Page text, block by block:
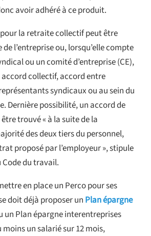
avoir adhéré à ce produit.
pour la retraite collectif peut être
l’entreprise ou, lorsqu’elle compte
ou un comité d’entreprise (CE),
collectif, accord entre
syndicaux ou au sein du
Dernière possibilité, un accord de
trouvé « à la suite de la
des deux tiers du personnel,
proposé par l’employeur », stipule
Code du travail.
en place un Perco pour ses
doit déjà proposer un Plan épargne
un Plan épargne interentreprises
moins un salarié sur 12 mois,